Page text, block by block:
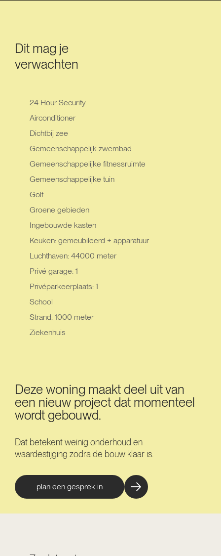
Dit mag je
verwachten
24 Hour Security
Airconditioner
Dichtbij zee
Gemeenschappelijk zwembad
Gemeenschappelijke fitnessruimte
Gemeenschappelijke tuin
Golf
Groene gebieden
Ingebouwde kasten
Keuken: gemeubileerd + apparatuur
Luchthaven: 44000 meter
Privé garage: 1
Privéparkeerplaats: 1
School
Strand: 1000 meter
Ziekenhuis
Deze woning maakt deel uit van
een nieuw project dat momenteel
wordt gebouwd.
Dat betekent weinig onderhoud en
waardestijging zodra de bouw klaar is.
plan een gesprek in